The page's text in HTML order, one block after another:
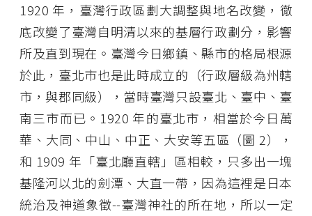
1920 年，臺灣行政區劃大調整與地名改變，徹
底改變了臺灣自明清以來的基層行政劃分，影響
所及直到現在。臺灣今日鄉鎮、縣市的格局根源
於此，臺北市也是此時成立的（行政層級為州轄
市，與郡同級），當時臺灣只設臺北、臺中、臺
南三市而已。1920 年的臺北市，相當於今日萬
華、大同、中山、中正、大安等五區（圖 2），
和 1909 年「臺北廳直轄」區相較，只多出一塊
基隆河以北的劍潭、大直一帶，因為這裡是日本
統治及神道象徵--臺灣神社的所在地，所以一定